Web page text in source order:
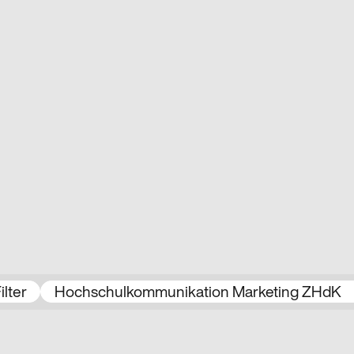
Hochschulkommunikation Marketing ZHdK